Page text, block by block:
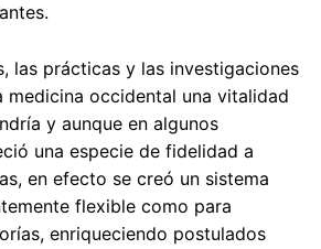
las prácticas y las investigaciones
medicina occidental una vitalidad
y aunque en algunos
una especie de fidelidad a
en efecto se creó un sistema
flexible como para
enriqueciendo postulados